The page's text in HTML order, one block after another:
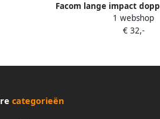
Facom lange impact
NS.30LA
1 webshop
€ 32,-
categorieën